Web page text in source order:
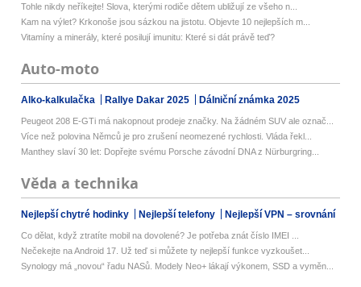
Tohle nikdy neříkejte! Slova, kterými rodiče dětem ubližují ze všeho n...
Kam na výlet? Krkonoše jsou sázkou na jistotu. Objevte 10 nejlepších m...
Vitamíny a minerály, které posilují imunitu: Které si dát právě teď?
Auto-moto
Alko-kalkulačka Rallye Dakar 2025 Dálniční známka 2025
Peugeot 208 E-GTi má nakopnout prodeje značky. Na žádném SUV ale označ...
Více než polovina Němců je pro zrušení neomezené rychlosti. Vláda řekl...
Manthey slaví 30 let: Dopřejte svému Porsche závodní DNA z Nürburgring...
Věda a technika
Nejlepší chytré hodinky Nejlepší telefony Nejlepší VPN – srovnání
Co dělat, když ztratíte mobil na dovolené? Je potřeba znát číslo IMEI ...
Nečekejte na Android 17. Už teď si můžete ty nejlepší funkce vyzkoušet...
Synology má „novou“ řadu NASů. Modely Neo+ lákají výkonem, SSD a vyměn...